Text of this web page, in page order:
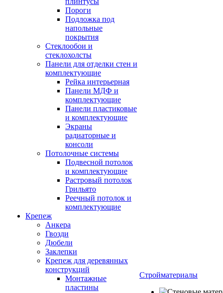
Пороги
Подложка под
напольные
покрытия
Стеклообои и
стеклохолсты
Панели для отделки стен и
комплектующие
Рейка интерьерная
Панели МДФ и
комплектующие
Панели пластиковые
и комплектующие
Экраны
радиаторные и
консоли
Потолочные системы
Подвесной потолок
и комплектующие
Растровый потолок
Грильято
Реечный потолок и
комплектующие
Крепеж
Анкера
Гвозди
Дюбели
Заклепки
Крепеж для деревянных
конструкций
Монтажные
пластины
Стройматериалы